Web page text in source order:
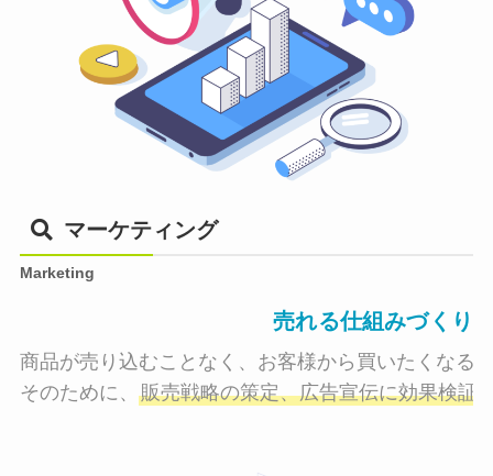
マーケティング
Marketing
売れる仕組みづくり
商品が売り込むことなく、お客様から買いたくなる
そのために、 販売戦略の策定、広告宣伝に効果検証